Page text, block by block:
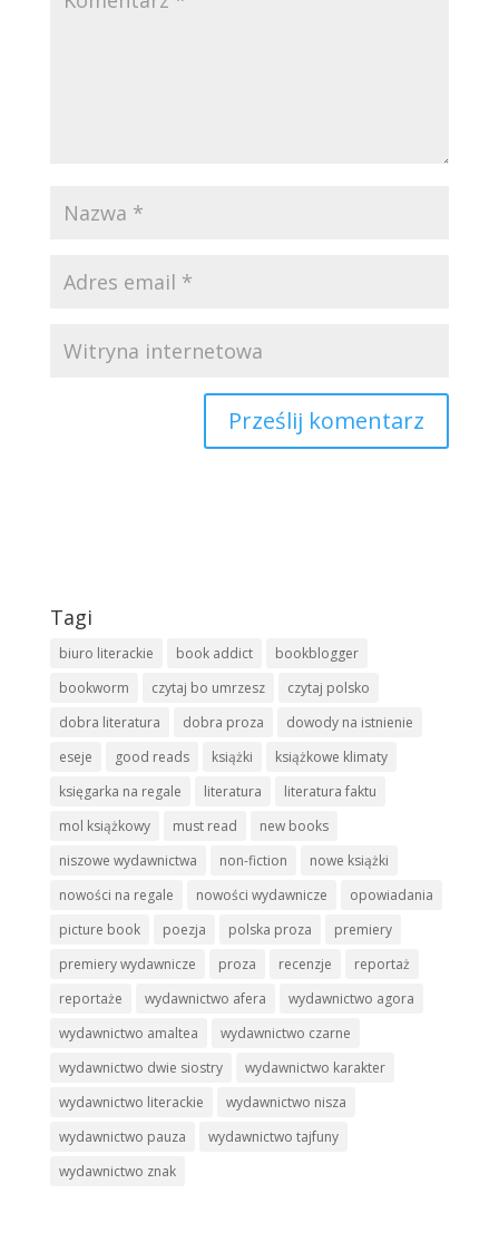
Tagi
biuro literackie book addict
bookblogger
bookworm
czytaj bo umrzesz
czytaj polsko
dobra literatura
dobra proza
dowody na istnienie
eseje
good reads książki
książkowe klimaty
księgarka na regale
literatura
literatura faktu
mol książkowy
must read
new books
niszowe wydawnictwa
non-fiction
nowe książki
nowości na regale
nowości wydawnicze
opowiadania
picture book
poezja polska proza
premiery
premiery wydawnicze
proza recenzje
reportaż
reportaże
wydawnictwo afera
wydawnictwo agora
wydawnictwo amaltea
wydawnictwo czarne
wydawnictwo dwie siostry
wydawnictwo karakter
wydawnictwo literackie
wydawnictwo nisza
wydawnictwo pauza
wydawnictwo tajfuny
wydawnictwo znak